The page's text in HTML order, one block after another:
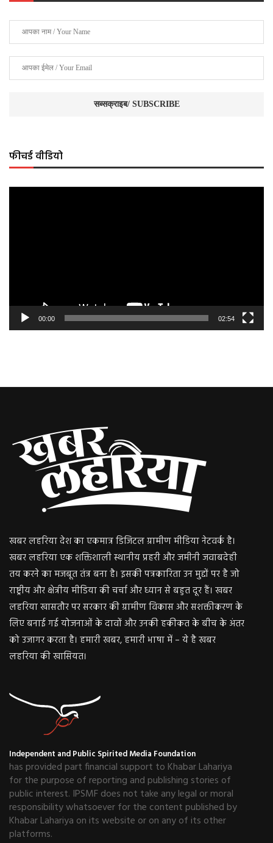
फीचर्ड वीडियो
00:00 02:54
खबर लहरिया देश का एकमात्र डिजिटल ग्रामीण मीडिया नेटवर्क है।
खबर लहरिया एक शक्तिशाली स्थानीय प्रहरी और जमीनी जवाबदेही
तय करने का मजबूत तंत्र बना है। इसकी पत्रकारिता उन मुद्दों पर है जो
राष्ट्रीय और क्षेत्रीय मीडिया की चर्चा और ध्यान से बहुत दूर हैं। खबर
लहरिया खासतौर पर सरकार की ग्रामीण विकास और सशक्तीकरण के
लिए बनाई गई योजनाओं के दावों और उनकी हकीकत के बीच के अंतर
को उजागर करता है। हमारी खबर, हमारी भाषा में – ये है खबर
लहरिया की खासियत।
Independent and Public Spirited Media Foundation
has provided part financial support to Khabar Lahariya
for the purpose of reporting and publishing stories of
public interest. IPSMF does not take any legal or moral
responsibility whatsoever for the content published by
Khabar Lahariya on its website or on any of its other
platforms.